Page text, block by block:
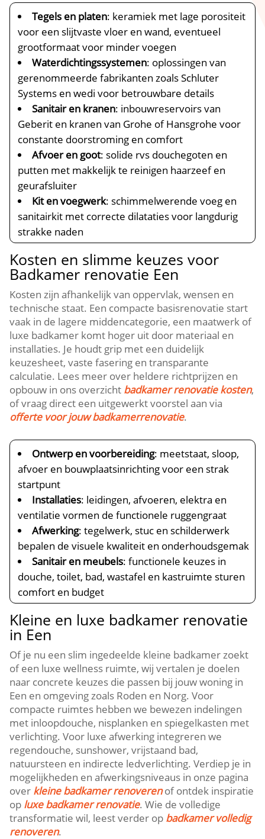
Tegels en platen: keramiek met lage porositeit
voor een slijtvaste vloer en wand, eventueel
grootformaat voor minder voegen
Waterdichtingssystemen: oplossingen van
gerenommeerde fabrikanten zoals Schluter
Systems en wedi voor betrouwbare details
Sanitair en kranen: inbouwreservoirs van
Geberit en kranen van Grohe of Hansgrohe voor
constante doorstroming en comfort
Afvoer en goot: solide rvs douchegoten en
putten met makkelijk te reinigen haarzeef en
geurafsluiter
Kit en voegwerk: schimmelwerende voeg en
sanitairkit met correcte dilataties voor langdurig
strakke naden
Kosten en slimme keuzes voor
Badkamer renovatie Een
Kosten zijn afhankelijk van oppervlak, wensen en
technische staat. Een compacte basisrenovatie start
vaak in de lagere middencategorie, een maatwerk of
luxe badkamer komt hoger uit door materiaal en
installaties. Je houdt grip met een duidelijk
keuzesheet, vaste fasering en transparante
calculatie. Lees meer over heldere richtprijzen en
opbouw in ons overzicht badkamer renovatie kosten,
of vraag direct een uitgewerkt voorstel aan via
offerte voor jouw badkamerrenovatie.
Ontwerp en voorbereiding: meetstaat, sloop,
afvoer en bouwplaatsinrichting voor een strak
startpunt
Installaties: leidingen, afvoeren, elektra en
ventilatie vormen de functionele ruggengraat
Afwerking: tegelwerk, stuc en schilderwerk
bepalen de visuele kwaliteit en onderhoudsgemak
Sanitair en meubels: functionele keuzes in
douche, toilet, bad, wastafel en kastruimte sturen
comfort en budget
Kleine en luxe badkamer renovatie
in Een
Of je nu een slim ingedeelde kleine badkamer zoekt
of een luxe wellness ruimte, wij vertalen je doelen
naar concrete keuzes die passen bij jouw woning in
Een en omgeving zoals Roden en Norg. Voor
compacte ruimtes hebben we bewezen indelingen
met inloopdouche, nisplanken en spiegelkasten met
verlichting. Voor luxe afwerking integreren we
regendouche, sunshower, vrijstaand bad,
natuursteen en indirecte ledverlichting. Verdiep je in
mogelijkheden en afwerkingsniveaus in onze pagina
over kleine badkamer renoverenof ontdek inspiratie
op luxe badkamer renovatie. Wie de volledige
transformatie wil, leest verder op badkamer volledig
renoveren.